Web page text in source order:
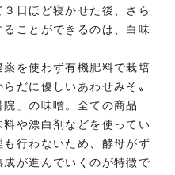
日ほど寝かせた後、さら
ことができるのは、白味
を使わず有機肥料で栽培
だに優しいあわせみそ〟
」の味噌。全ての商品
や漂白剤などを使ってい
行わないため、酵母がず
が進んでいくのが特徴で